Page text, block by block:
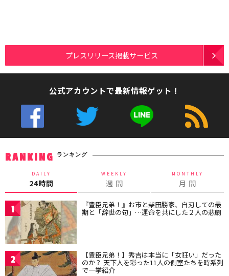
プレスリリース掲載サービス
公式アカウントで最新情報ゲット！
RANKING ランキング
DAILY
24時間
WEEKLY
週 間
MONTHLY
月 間
1 『豊臣兄弟！』お市と柴田勝家、自刃しての最
期と「辞世の句」…運命を共にした２人の悲劇
2 【豊臣兄弟！】秀吉は本当に「女狂い」だった
のか？ 天下人を彩った11人の側室たちを時系列
で一挙紹介